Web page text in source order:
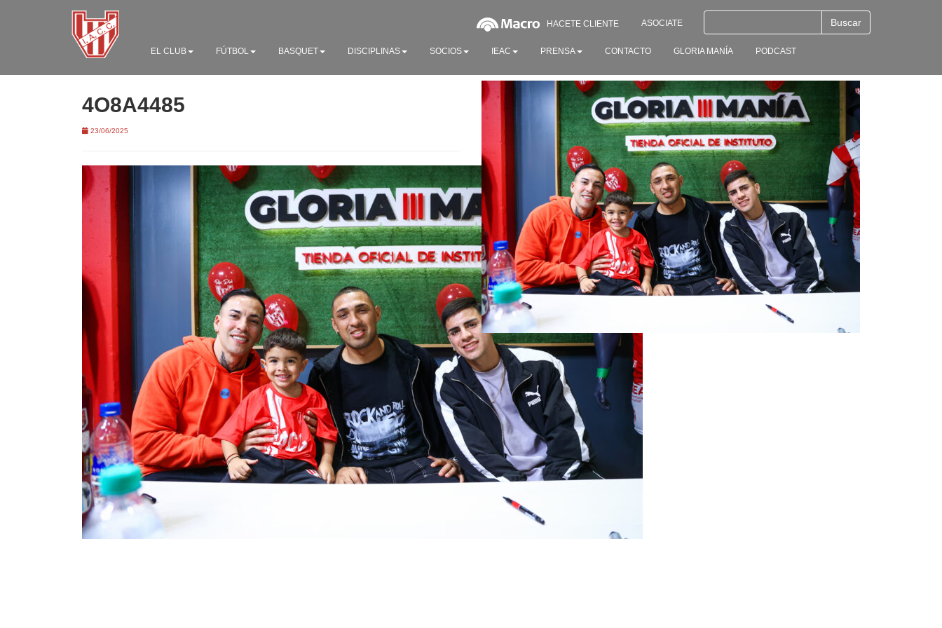
HACETE CLIENTE ASOCIATE
EL CLUB FÚTBOL BASQUET DISCIPLINAS SOCIOS IEAC PRENSA CONTACTO GLORIA MANÍA PODCAST
4O8A4485
23/06/2025